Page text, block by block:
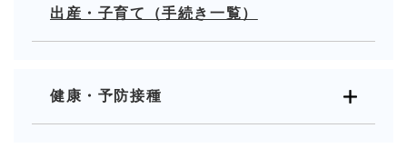
出産・子育て（手続き一覧）
健康・予防接種